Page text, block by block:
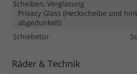
Scheiben, Verglasung
Privacy Glass (Heckscheibe und
abgedunkelt)
Schiebetür
Räder & Technik